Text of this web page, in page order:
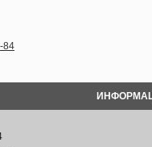
84